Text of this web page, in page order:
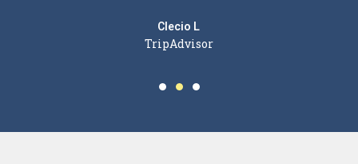
Clecio L
TripAdvisor